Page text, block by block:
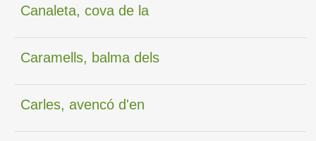
Canaleta, cova de la
Caramells, balma dels
Carles, avencó d'en